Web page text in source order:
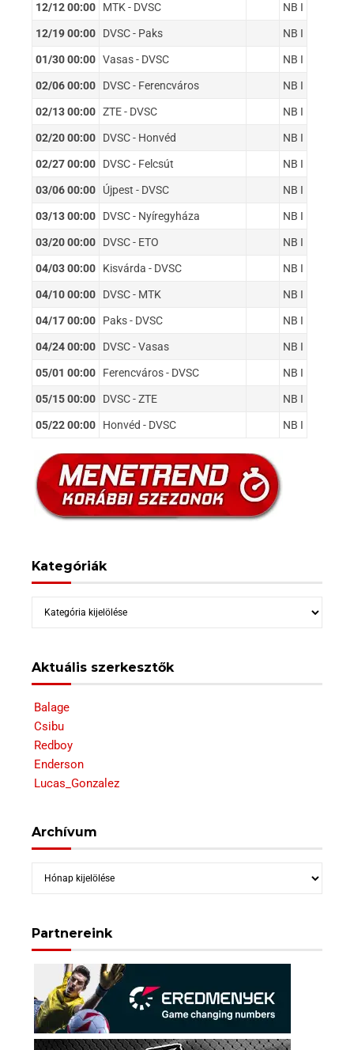
12/12 00:00 MTK - DVSC NB I
12/19 00:00 DVSC - Paks NB I
01/30 00:00 Vasas - DVSC NB I
02/06 00:00 DVSC - Ferencváros NB I
02/13 00:00 ZTE - DVSC NB I
02/20 00:00 DVSC - Honvéd NB I
02/27 00:00 DVSC - Felcsút NB I
03/06 00:00 Újpest - DVSC NB I
03/13 00:00 DVSC - Nyíregyháza NB I
03/20 00:00 DVSC - ETO NB I
04/03 00:00 Kisvárda - DVSC NB I
04/10 00:00 DVSC - MTK NB I
04/17 00:00 Paks - DVSC NB I
04/24 00:00 DVSC - Vasas NB I
05/01 00:00 Ferencváros - DVSC NB I
05/15 00:00 DVSC - ZTE NB I
05/22 00:00 Honvéd - DVSC NB I
Kategóriák
Kategóriák
Aktuális szerkesztők
Balage
Csibu
Redboy
Enderson
Lucas_Gonzalez
Archívum
Archívum
Partnereink